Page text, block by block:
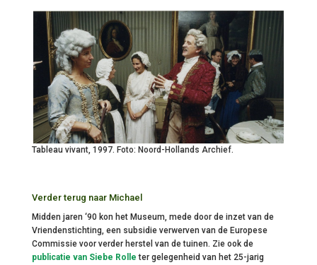
Tableau vivant, 1997. Foto: Noord-Hollands Archief.
Verder terug naar Michael
Midden jaren ‘90 kon het Museum, mede door de inzet van de
Vriendenstichting, een subsidie verwerven van de Europese
Commissie voor verder herstel van de tuinen. Zie ook de
publicatie van Siebe Rolle ter gelegenheid van het 25-jarig